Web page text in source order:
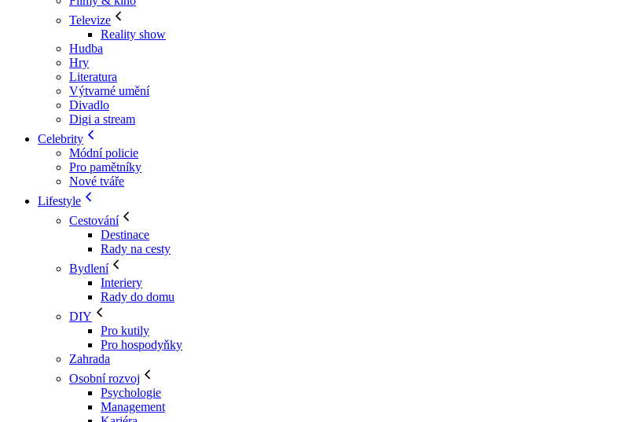
Televize
Reality show
Hudba
Hry
Literatura
Výtvarné umění
Divadlo
Digi a stream
Celebrity
Módní policie
Pro pamětníky
Nové tváře
Lifestyle
Cestování
Destinace
Rady na cesty
Bydlení
Interiery
Rady do domu
DIY
Pro kutily
Pro hospodyňky
Zahrada
Osobní rozvoj
Psychologie
Management